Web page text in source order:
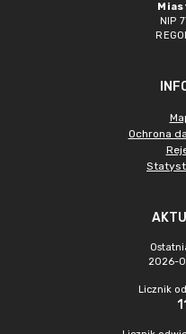
NIP
Ochrona
2026-
Licznik